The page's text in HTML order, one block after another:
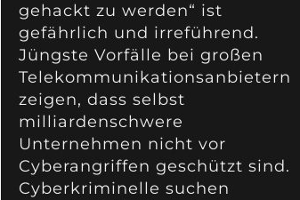
gehackt zu werden“ ist
gefährlich und irreführend.
Jüngste Vorfälle bei großen
Telekommunikationsanbietern
zeigen, dass selbst
milliardenschwere
Unternehmen nicht vor
Cyberangriffen geschützt sind.
Cyberkriminelle suchen